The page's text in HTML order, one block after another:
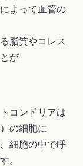
よって血管の
脂質やコレス
が
コンドリアは
の細胞に
細胞の中で呼
。